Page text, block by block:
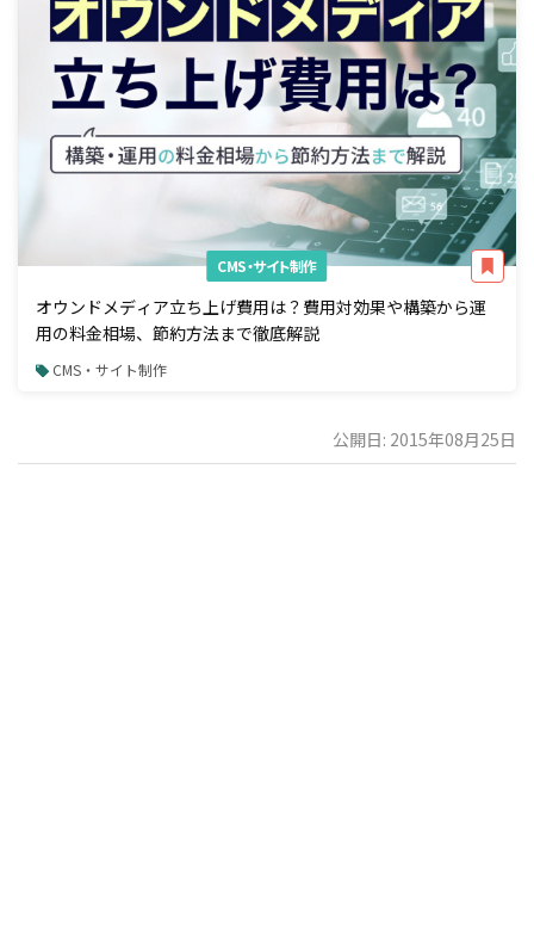
CMS・サイト制作
オウンドメディア立ち上げ費用は？費用対効果や構築から運
用の料金相場、節約方法まで徹底解説
CMS・サイト制作
公開日: 2015年08月25日